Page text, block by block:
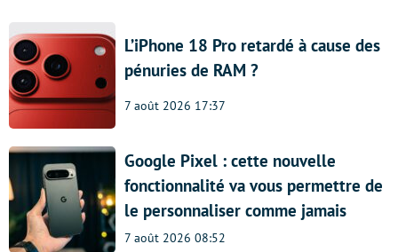
L’iPhone 18 Pro retardé à cause des
pénuries de RAM ?
7 août 2026 17:37
Google Pixel : cette nouvelle
fonctionnalité va vous permettre de
le personnaliser comme jamais
7 août 2026 08:52